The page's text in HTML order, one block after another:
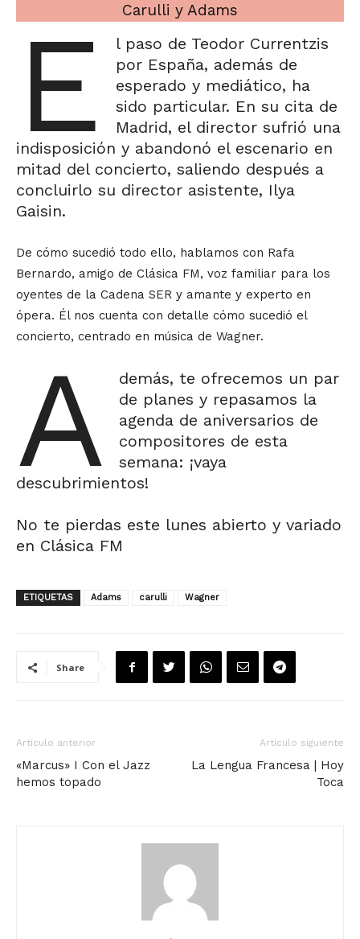
Carulli y Adams
E
l paso de Teodor Currentzis
por España, además de
esperado y mediático, ha
sido particular. En su cita de
Madrid, el director sufrió una
indisposición y abandonó el escenario en
mitad del concierto, saliendo después a
concluirlo su director asistente, Ilya
Gaisin.
De cómo sucedió todo ello, hablamos con Rafa
Bernardo, amigo de Clásica FM, voz familiar para los
oyentes de la Cadena SER y amante y experto en
ópera. Él nos cuenta con detalle cómo sucedió el
concierto, centrado en música de Wagner.
A
demás, te ofrecemos un par
de planes y repasamos la
agenda de aniversarios de
compositores de esta
semana: ¡vaya
descubrimientos!
No te pierdas este lunes abierto y variado
en Clásica FM
ETIQUETAS Adams carulli Wagner
Share
Artículo anterior
«Marcus» I Con el Jazz
hemos topado
Artículo siguiente
La Lengua Francesa | Hoy
Toca